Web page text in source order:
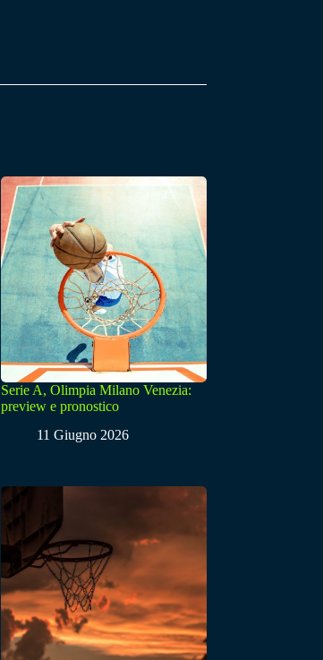
Serie A, Olimpia Milano Venezia:
preview e pronostico
11 Giugno 2026